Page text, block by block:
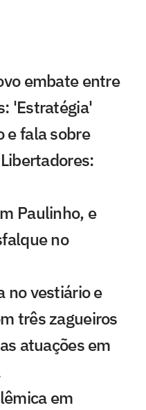
embate entre
'Estratégia'
e fala sobre
Paulinho, e
no
no vestiário e
três zagueiros
atuações em
em